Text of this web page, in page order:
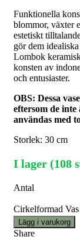
Funktionella
blommor, växter
estetiskt
gör dem
Lombok
konsten av
och entusiaster.
OBS: Dessa
eftersom de
användas med
Storlek: 30 cm
I lager (108
Antal
Cirkelformad
Lägg i varukorg
Share